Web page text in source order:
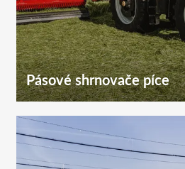
Pásové shrnovače píce